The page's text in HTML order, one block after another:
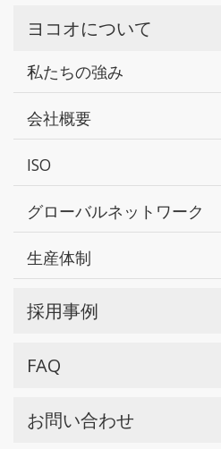
ヨコオについて
私たちの強み
会社概要
ISO
グローバルネットワーク
生産体制
採用事例
FAQ
お問い合わせ